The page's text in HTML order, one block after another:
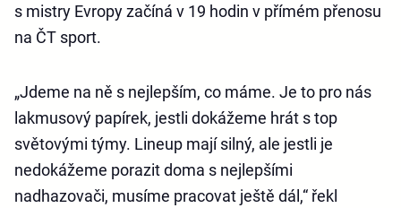
s mistry Evropy začíná v 19 hodin v přímém přenosu
na ČT sport.
„Jdeme na ně s nejlepším, co máme. Je to pro nás
lakmusový papírek, jestli dokážeme hrát s top
světovými týmy. Lineup mají silný, ale jestli je
nedokážeme porazit doma s nejlepšími
nadhazovači, musíme pracovat ještě dál,“ řekl